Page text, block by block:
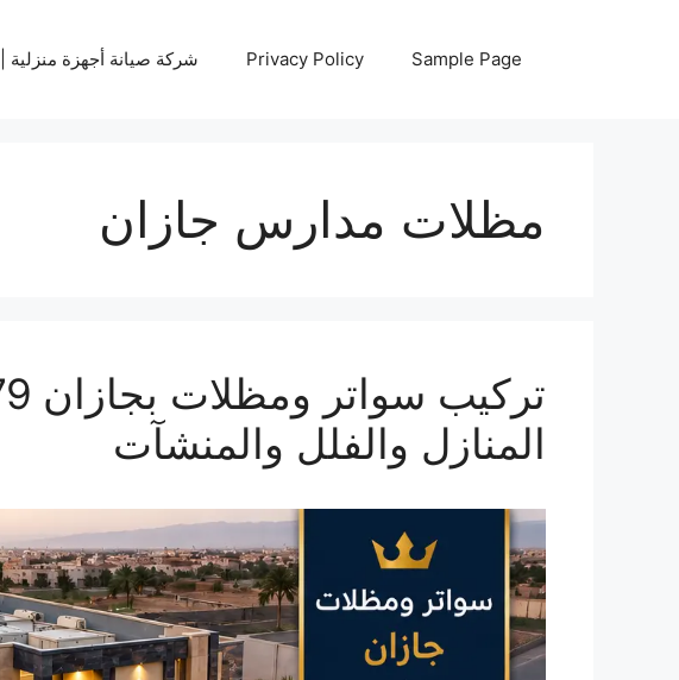
Sample Page
Privacy Policy شركة صيانة أجهزة منزلية | 17674_ أتصل الأن – أون ريبير
مظلات مدارس جازان
المنازل والفلل والمنشآت